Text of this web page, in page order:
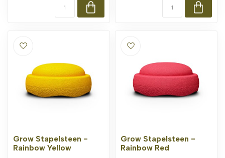
Grow Stapelsteen -
Rainbow Yellow
Grow Stapelsteen -
Rainbow Red